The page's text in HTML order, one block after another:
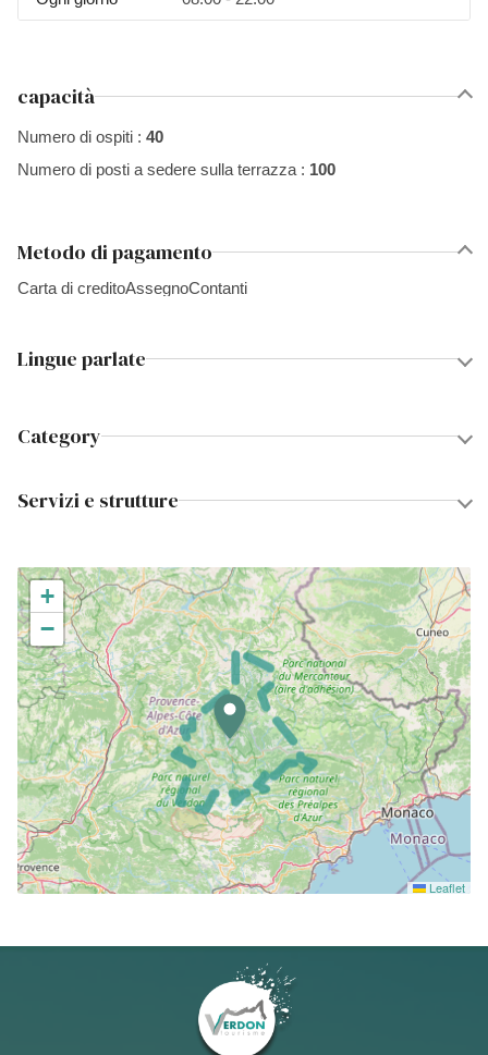
capacità
Numero di ospiti : 40
Numero di posti a sedere sulla terrazza : 100
Metodo di pagamento
Carta di creditoAssegnoContanti
Lingue parlate
Category
Servizi e strutture
+
−
Leaflet